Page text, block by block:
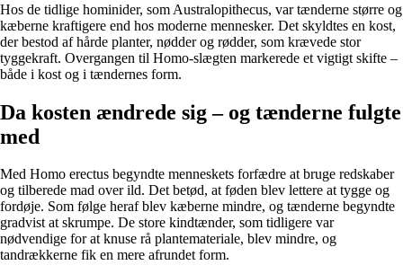
Hos de tidlige hominider, som Australopithecus, var tænderne større og
kæberne kraftigere end hos moderne mennesker. Det skyldtes en kost,
der bestod af hårde planter, nødder og rødder, som krævede stor
tyggekraft. Overgangen til Homo-slægten markerede et vigtigt skifte –
både i kost og i tændernes form.
Da kosten ændrede sig – og tænderne fulgte
med
Med Homo erectus begyndte menneskets forfædre at bruge redskaber
og tilberede mad over ild. Det betød, at føden blev lettere at tygge og
fordøje. Som følge heraf blev kæberne mindre, og tænderne begyndte
gradvist at skrumpe. De store kindtænder, som tidligere var
nødvendige for at knuse rå plantemateriale, blev mindre, og
tandrækkerne fik en mere afrundet form.